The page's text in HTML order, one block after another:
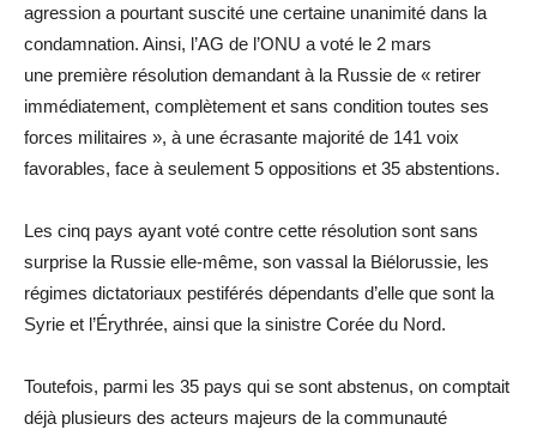
agression a pourtant suscité une certaine unanimité dans la
condamnation. Ainsi, l’AG de l’ONU a voté le 2 mars
une première résolution demandant à la Russie de « retirer
immédiatement, complètement et sans condition toutes ses
forces militaires », à une écrasante majorité de 141 voix
favorables, face à seulement 5 oppositions et 35 abstentions.
Les cinq pays ayant voté contre cette résolution sont sans
surprise la Russie elle-même, son vassal la Biélorussie, les
régimes dictatoriaux pestiférés dépendants d’elle que sont la
Syrie et l’Érythrée, ainsi que la sinistre Corée du Nord.
Toutefois, parmi les 35 pays qui se sont abstenus, on comptait
déjà plusieurs des acteurs majeurs de la communauté